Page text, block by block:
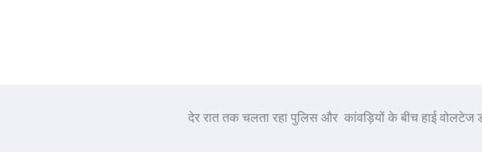
देर रात तक चलता रहा पुलिस और कांवड़ियों के बीच हाई वोलटेज